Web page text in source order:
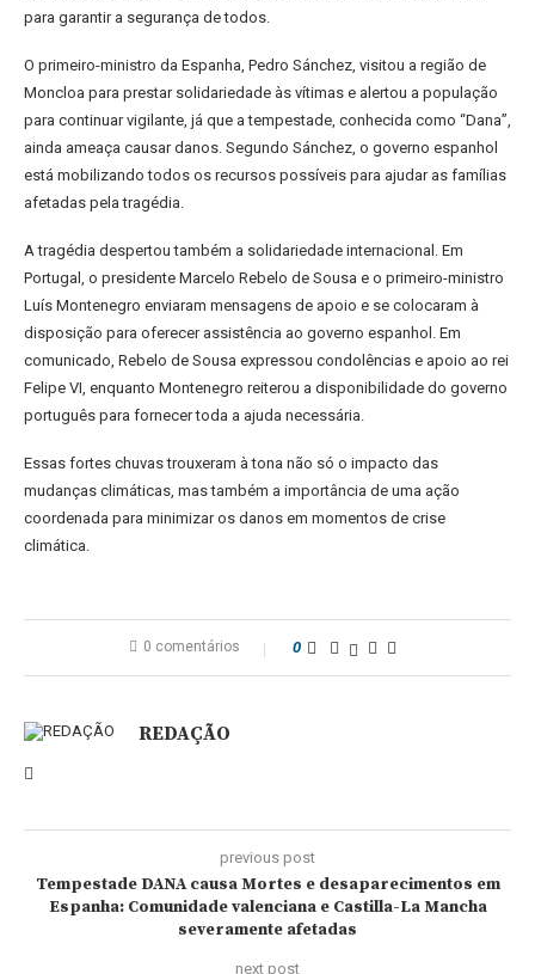
para garantir a segurança de todos.
O primeiro-ministro da Espanha, Pedro Sánchez, visitou a região de
Moncloa para prestar solidariedade às vítimas e alertou a população
para continuar vigilante, já que a tempestade, conhecida como “Dana”,
ainda ameaça causar danos. Segundo Sánchez, o governo espanhol
está mobilizando todos os recursos possíveis para ajudar as famílias
afetadas pela tragédia.
A tragédia despertou também a solidariedade internacional. Em
Portugal, o presidente Marcelo Rebelo de Sousa e o primeiro-ministro
Luís Montenegro enviaram mensagens de apoio e se colocaram à
disposição para oferecer assistência ao governo espanhol. Em
comunicado, Rebelo de Sousa expressou condolências e apoio ao rei
Felipe VI, enquanto Montenegro reiterou a disponibilidade do governo
português para fornecer toda a ajuda necessária.
Essas fortes chuvas trouxeram à tona não só o impacto das
mudanças climáticas, mas também a importância de uma ação
coordenada para minimizar os danos em momentos de crise
climática.
0 comentários 0
REDAÇÃO
previous post
Tempestade DANA causa Mortes e desaparecimentos em
Espanha: Comunidade valenciana e Castilla-La Mancha
severamente afetadas
next post